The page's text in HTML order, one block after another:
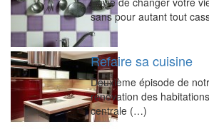
sans pour autant tout
Refaire sa cuisine
Deuxième épisode de
rénovation des
centrale (…)